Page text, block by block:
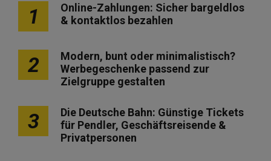
1
Online-Zahlungen: Sicher bargeldlos
& kontaktlos bezahlen
2
Modern, bunt oder minimalistisch?
Werbegeschenke passend zur
Zielgruppe gestalten
3
Die Deutsche Bahn: Günstige Tickets
für Pendler, Geschäftsreisende &
Privatpersonen